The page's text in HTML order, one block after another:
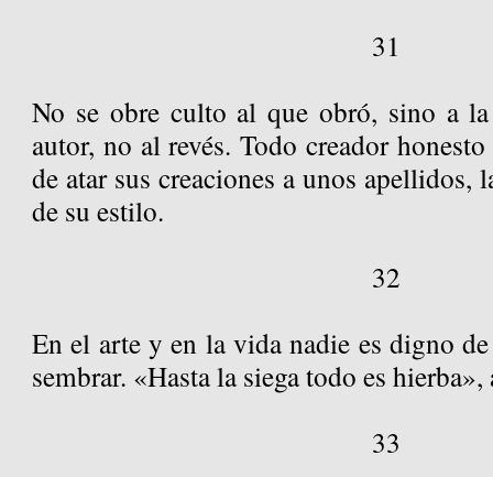
31
No se obre culto al que obró, sino a
autor, no al revés. Todo creador
de atar sus creaciones a unos apellidos,
de su estilo.
32
En el arte y en la vida nadie es digno
sembrar. «Hasta la siega todo es
33